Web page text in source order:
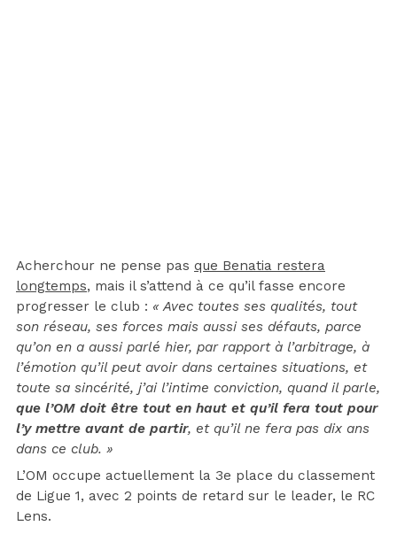
Acherchour ne pense pas que Benatia restera
longtemps, mais il s’attend à ce qu’il fasse encore
progresser le club : « Avec toutes ses qualités, tout
son réseau, ses forces mais aussi ses défauts, parce
qu’on en a aussi parlé hier, par rapport à l’arbitrage, à
l’émotion qu’il peut avoir dans certaines situations, et
toute sa sincérité, j’ai l’intime conviction, quand il parle,
que l’OM doit être tout en haut et qu’il fera tout pour
l’y mettre avant de partir, et qu’il ne fera pas dix ans
dans ce club. »
L’OM occupe actuellement la 3e place du classement
de Ligue 1, avec 2 points de retard sur le leader, le RC
Lens.